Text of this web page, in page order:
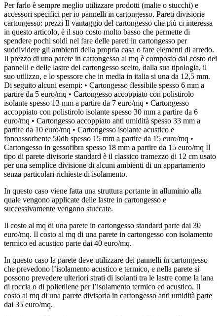
Per farlo è sempre meglio utilizzare prodotti (malte o stucchi) e
accessori specifici per io pannelli in cartongesso. Pareti divisiorie
cartongesso: prezzi Il vantaggio del cartongesso che più ci interessa
in questo articolo, è il suo costo molto basso che permette di
spendere pochi soldi nel fare delle pareti in cartongesso per
suddividere gli ambienti della propria casa o fare elementi di arredo.
Il prezzo di una parete in cartongesso al mq è composto dal costo dei
pannelli e delle lastre del cartongesso scelto, dalla sua tipologia, il
suo utilizzo, e lo spessore che in media in italia si una da 12,5 mm.
Di seguito alcuni esempi: • Cartongesso flessibile spesso 6 mm a
partire da 5 euro/mq • Cartongesso accoppiato con polistirolo
isolante spesso 13 mm a partire da 7 euro/mq • Cartongesso
accoppiato con polistirolo isolante spesso 30 mm a partire da 6
euro/mq • Cartongesso accoppiato anti umidità spesso 33 mm a
partire da 10 euro/mq • Cartongesso isolante acustico e
fonoassorbente 50db spesso 15 mm a partire da 15 euro/mq •
Cartongesso in gessofibra spesso 18 mm a partire da 15 euro/mq Il
tipo di parete divisorie standard è il classico tramezzo di 12 cm usato
per una semplice divisione di alcuni ambienti di un appartamento
senza particolari richieste di isolamento.
In questo caso viene fatta una struttura portante in alluminio alla
quale vengono applicate delle lastre in cartongesso e
successivamente vengono stuccate.
Il costo al mq di una parete in cartongesso standard parte dai 30
euro/mq. Il costo al mq di una parete in cartongesso con isolamento
termico ed acustico parte dai 40 euro/mq.
In questo caso la parete deve utilizzare dei pannelli in cartongesso
che prevedono l’isolamento acustico e termico, e nella parete si
possono prevedere ulteriori strati di isolanti tra le lastre come la lana
di roccia o di polietilene per l’isolamento termico ed acustico. Il
costo al mq di una parete divisoria in cartongesso anti umidità parte
dai 35 euro/mq.